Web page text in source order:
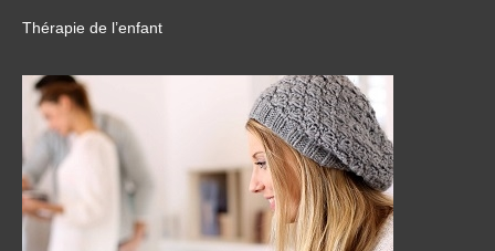
Thérapie de l’enfant